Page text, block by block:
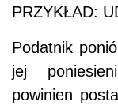
PRZYKŁAD:
Podatnik
jej
powinien